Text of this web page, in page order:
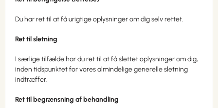
Du har ret til at få urigtige oplysninger om dig selv rettet.
Ret til sletning
I særlige tilfælde har du ret til at få slettet oplysninger om dig,
inden tidspunktet for vores almindelige generelle sletning
indtræffer.
Ret til begrænsning af behandling